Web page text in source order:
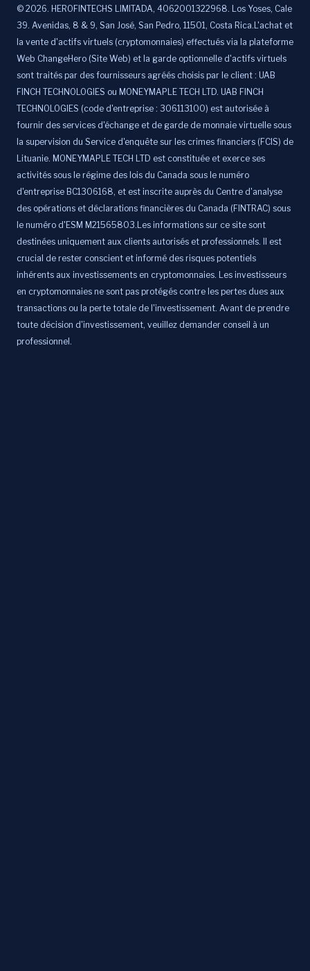
© 2026. HEROFINTECHS LIMITADA, 4062001322968. Los Yoses, Cale
39. Avenidas, 8 & 9, San José, San Pedro, 11501, Costa Rica.L'achat et
la vente d'actifs virtuels (cryptomonnaies) effectués via la plateforme
Web ChangeHero (Site Web) et la garde optionnelle d'actifs virtuels
sont traités par des fournisseurs agréés choisis par le client : UAB
FINCH TECHNOLOGIES ou MONEYMAPLE TECH LTD. UAB FINCH
TECHNOLOGIES (code d'entreprise : 306113100) est autorisée à
fournir des services d'échange et de garde de monnaie virtuelle sous
la supervision du Service d'enquête sur les crimes financiers (FCIS) de
Lituanie. MONEYMAPLE TECH LTD est constituée et exerce ses
activités sous le régime des lois du Canada sous le numéro
d'entreprise BC1306168, et est inscrite auprès du Centre d'analyse
des opérations et déclarations financières du Canada (FINTRAC) sous
le numéro d'ESM M21565803.Les informations sur ce site sont
destinées uniquement aux clients autorisés et professionnels. Il est
crucial de rester conscient et informé des risques potentiels
inhérents aux investissements en cryptomonnaies. Les investisseurs
en cryptomonnaies ne sont pas protégés contre les pertes dues aux
transactions ou la perte totale de l'investissement. Avant de prendre
toute décision d'investissement, veuillez demander conseil à un
professionnel.